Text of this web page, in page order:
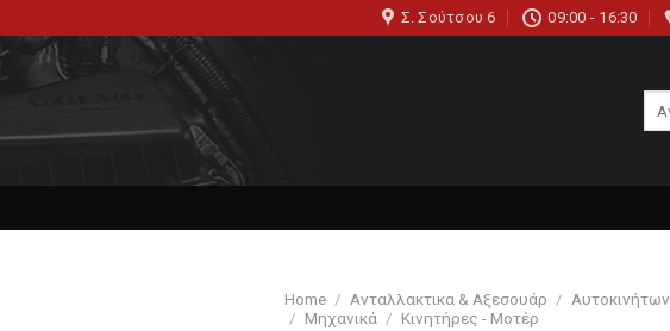
Σ. Σούτσου 6 09:00 - 16:30
Home / Ανταλλακτικα & Αξεσουάρ / Αυτοκινήτων
/ Μηχανικά / Κινητήρες - Μοτέρ